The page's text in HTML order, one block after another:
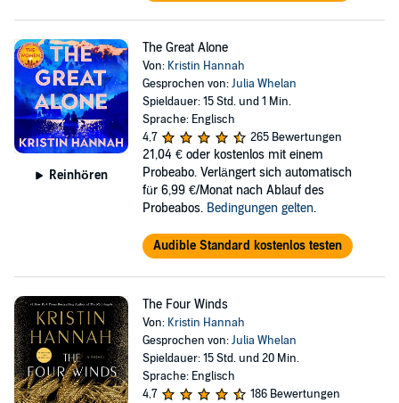
Reinhören
The Great Alone
Von: Kristin Hannah
Gesprochen von:Julia Whelan
Spieldauer: 15 Std. und 1 Min.
Sprache: Englisch
4,7
265 Bewertungen
21,04 € oder kostenlos mit einem
Probeabo. Verlängert sich automatisch
für 6,99 €/Monat nach Ablauf des
Probeabos. Bedingungen gelten.
Audible Standard kostenlos testen
The Four Winds
Von: Kristin Hannah
Gesprochen von:Julia Whelan
Spieldauer: 15 Std. und 20 Min.
Sprache: Englisch
4,7
186 Bewertungen